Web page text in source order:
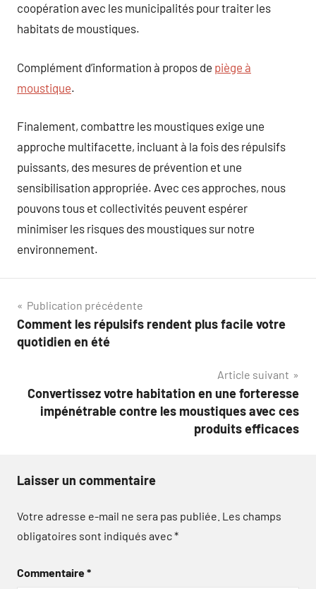
coopération avec les municipalités pour traiter les
habitats de moustiques.
Complément d’information à propos de piège à
moustique.
Finalement, combattre les moustiques exige une
approche multifacette, incluant à la fois des répulsifs
puissants, des mesures de prévention et une
sensibilisation appropriée. Avec ces approches, nous
pouvons tous et collectivités peuvent espérer
minimiser les risques des moustiques sur notre
environnement.
Navigation
de
Publication précédente
Comment les répulsifs rendent plus facile votre
quotidien en été
Article suivant
Convertissez votre habitation en une forteresse
impénétrable contre les moustiques avec ces
produits efficaces
Laisser un commentaire
Votre adresse e-mail ne sera pas publiée. Les champs
obligatoires sont indiqués avec*
Commentaire*